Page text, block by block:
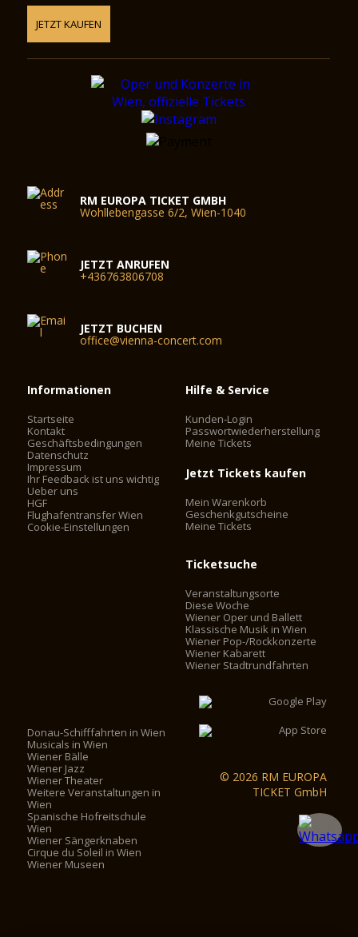
JETZT KAUFEN
RM EUROPA TICKET GMBH
Wohllebengasse 6/2, Wien-1040
JETZT ANRUFEN
+436763806708
JETZT BUCHEN
office@vienna-concert.com
Informationen
Startseite
Kontakt
Geschäftsbedingungen
Datenschutz
Impressum
Ihr Feedback ist uns wichtig
Ueber uns
HGF
Flughafentransfer Wien
Cookie-Einstellungen
Hilfe & Service
Kunden-Login
Passwortwiederherstellung
Meine Tickets
Jetzt Tickets kaufen
Mein Warenkorb
Geschenkgutscheine
Meine Tickets
Ticketsuche
Veranstaltungsorte
Diese Woche
Wiener Oper und Ballett
Klassische Musik in Wien
Wiener Pop-/Rockkonzerte
Wiener Kabarett
Wiener Stadtrundfahrten
Donau-Schifffahrten in Wien
Musicals in Wien
Wiener Bälle
Wiener Jazz
Wiener Theater
Weitere Veranstaltungen in
Wien
Spanische Hofreitschule
Wien
Wiener Sängerknaben
Cirque du Soleil in Wien
Wiener Museen
© 2026 RM EUROPA
TICKET GmbH